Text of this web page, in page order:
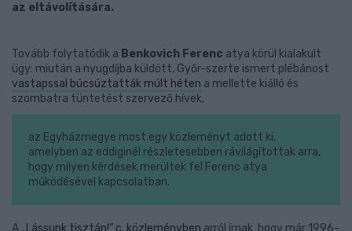
az eltávolítására.
Tovább folytatódik a Benkovich Ferenc atya körül kialakult
ügy: miután a nyugdíjba küldött, Győr-szerte ismert plébánost
vastapssal búcsúztatták múlt héten a mellette kiálló és
szombatra tüntetést szervező hívek,
az Egyházmegye most egy közleményt adott ki,
amelyben az eddiginél részletesebben rávilágítottak arra,
hogy milyen kérdések merültek fel Ferenc atya
működésével kapcsolatban.
A „Lássunk tisztán!” c. közleményben arról írnak, hogy már 1996-